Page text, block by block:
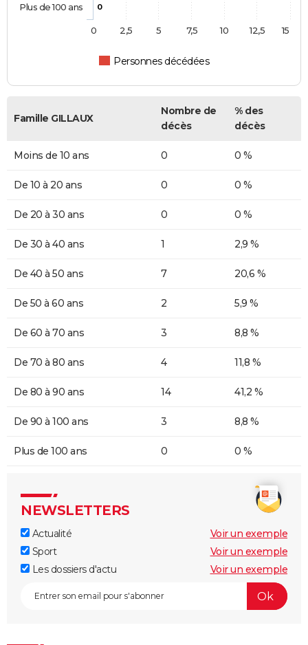
0
Personnes décédées
Plus de 100 ans
0 2,5 5 7,5 10 12,5 15
Famille GILLAUX
Nombre de
décès
% des
décès
Moins de 10 ans 0 0 %
De 10 à 20 ans 0 0 %
De 20 à 30 ans 0 0 %
De 30 à 40 ans 1 2,9 %
De 40 à 50 ans 7 20,6 %
De 50 à 60 ans 2 5,9 %
De 60 à 70 ans 3 8,8 %
De 70 à 80 ans 4 11,8 %
De 80 à 90 ans 14 41,2 %
De 90 à 100 ans 3 8,8 %
Plus de 100 ans 0 0 %
NEWSLETTERS
Actualité
Voir un exemple
Sport
Voir un exemple
Les dossiers d'actu
Voir un exemple